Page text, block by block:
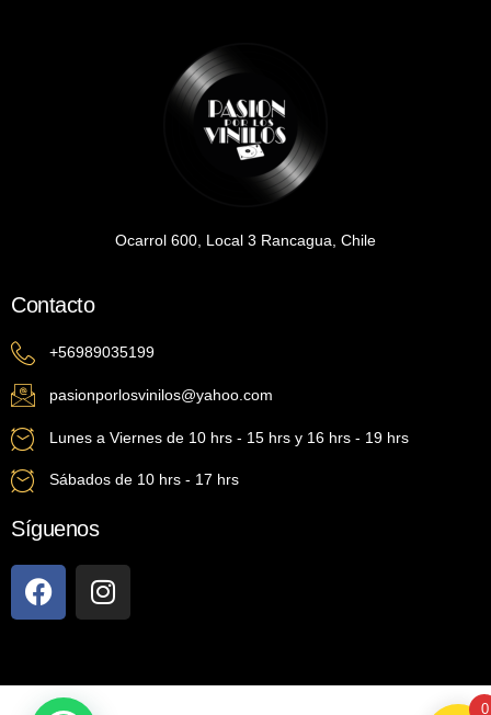
Ocarrol 600, Local 3 Rancagua, Chile
Contacto
+56989035199
pasionporlosvinilos@yahoo.com
Lunes a Viernes de 10 hrs - 15 hrs y 16 hrs - 19 hrs
Sábados de 10 hrs - 17 hrs
Síguenos
0